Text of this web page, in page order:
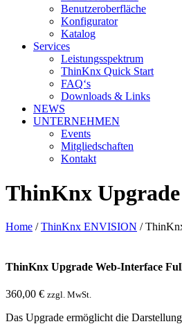
Benutzeroberfläche
Konfigurator
Katalog
Services
Leistungsspektrum
ThinKnx Quick Start
FAQ‘s
Downloads & Links
NEWS
UNTERNEHMEN
Events
Mitgliedschaften
Kontakt
ThinKnx
Home /ThinKnx ENVISION /
ThinKnx Upgrade Web-Interface
360,00 € zzgl. MwSt.
Das Upgrade ermöglicht die